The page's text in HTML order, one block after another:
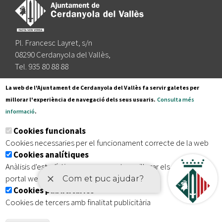
Pl. Francesc Layret, s/n
08290 Cerdanyola del Vallès,
Tel. 935 80 88 88
Segueix-nos a:
Subscriu-te al nostre butlletí
Inici | Avís legal | Protecció de dades Mapa del lloc
| Accessibilitat
La web de l'Ajuntament de Cerdanyola del Vallès fa servir galetes per
millorar l'experiència de navegació dels seus usuaris. Consulta més
informació.
Cookies funcionals
Cookies necessaries per el funcionament correcte de la web
Cookies analítiques
Anàlisis d'estadístiques que permeten millorar els serveis del
portal web
Cookies publicitàries
Cookies de tercers amb finalitat publicitària